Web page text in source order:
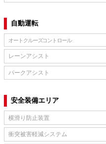
自動運転
オートクルーズコントロール
レーンアシスト
パークアシスト
安全装備エリア
横滑り防止装置
衝突被害軽減システム